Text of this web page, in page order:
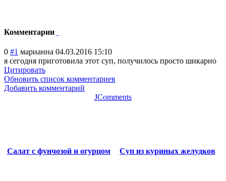
Комментарии
0 #1 марианна 04.03.2016 15:10
я сегодня приготовила этот суп, получилось просто шикарно
Цитировать
Обновить список комментариев
Добавить комментарий
JComments
Салат с фунчозой и огурцом Суп из куриных желудков